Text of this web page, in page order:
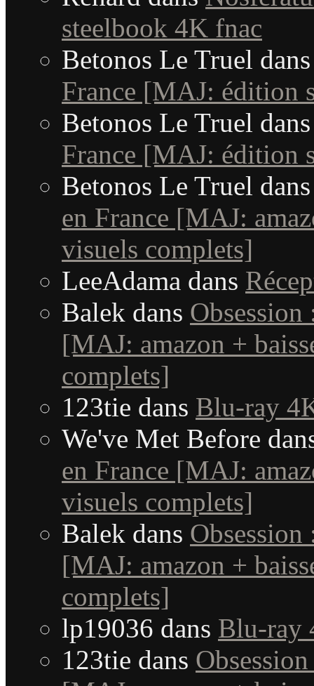
steelbook 4K fnac
Betonos Le Truel
France [MAJ: édition
Betonos Le Truel
France [MAJ: édition
Betonos Le Truel
en France [MAJ:
visuels complets]
LeeAdama dans
Balek dans Obsession
[MAJ: amazon +
complets]
123tie dans Blu-ray
We've Met Before
en France [MAJ:
visuels complets]
Balek dans Obsession
[MAJ: amazon +
complets]
lp19036 dans Blu-ray
123tie dans